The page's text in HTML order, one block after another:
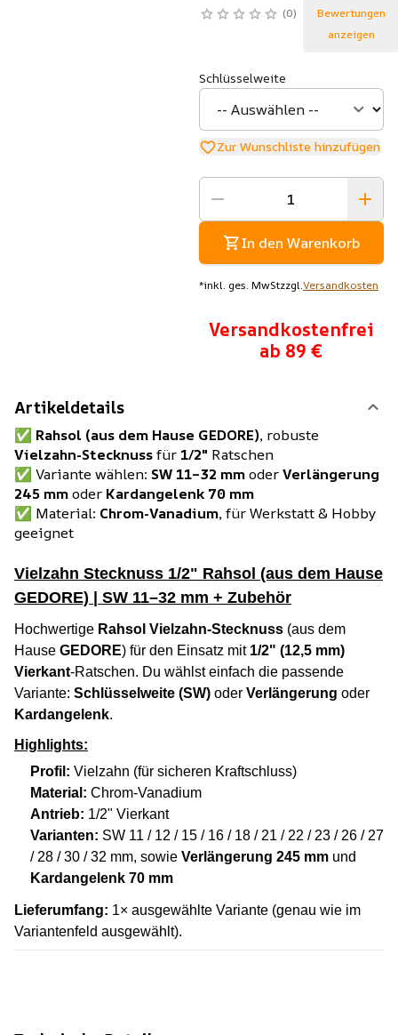
0
Bewertungen
anzeigen
Schlüsselweite
Zur Wunschliste hinzufügen
In den Warenkorb
*inkl. ges. MwStzzgl.Versandkosten
Versandkostenfrei
ab 89 €
Artikeldetails
✅ Rahsol (aus dem Hause GEDORE), robuste
Vielzahn-Stecknussfür 1/2" Ratschen
✅ Variante wählen: SW 11–32 mmoderVerlängerung
245 mmoderKardangelenk 70 mm
✅ Material: Chrom-Vanadium,für Werkstatt & Hobby
geeignet
Vielzahn Stecknuss 1/2" Rahsol (aus dem Hause
GEDORE) | SW 11–32 mm + Zubehör
Hochwertige Rahsol Vielzahn-Stecknuss (aus dem
Hause GEDORE) für den Einsatz mit 1/2" (12,5 mm)
Vierkant-Ratschen. Du wählst einfach die passende
Variante: Schlüsselweite (SW) oder Verlängerung oder
Kardangelenk.
Highlights:
Profil: Vielzahn (für sicheren Kraftschluss)
Material: Chrom-Vanadium
Antrieb: 1/2" Vierkant
Varianten: SW 11 / 12 / 15 / 16 / 18 / 21 / 22 / 23 / 26 / 27
/ 28 / 30 / 32 mm, sowie Verlängerung 245 mm und
Kardangelenk 70 mm
Lieferumfang: 1× ausgewählte Variante (genau wie im
Variantenfeld ausgewählt).